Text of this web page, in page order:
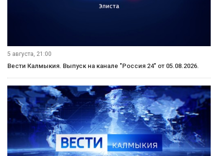
5 августа, 21:00
Вести Калмыкия. Выпуск на канале "Россия 24" от 05.08.2026.